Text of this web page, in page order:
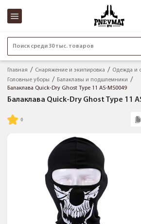
Поиск среди 30 тыс. товаров
Главная Снаряжение и экипировка
Одежда и
Головные уборы
Балаклавы и подшлемники
Балаклава Quick-Dry Ghost Type 11 AS-MS0049
Балаклава Quick-Dry Ghost Type 11